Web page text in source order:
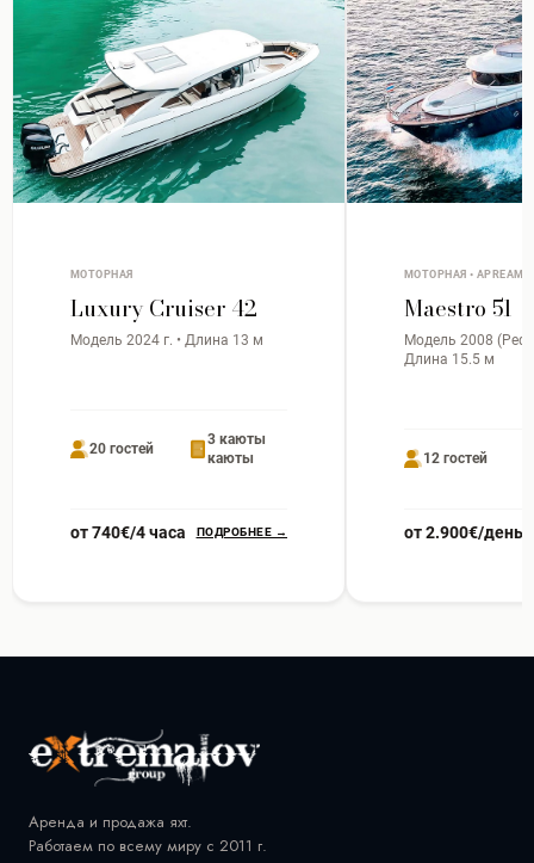
МОТОРНАЯ
Luxury Cruiser 42
Модель 2024 г. • Длина 13 м
20 гостей
3 каюты
каюты
от 740€/4 часа ПОДРОБНЕЕ →
МОТОРНАЯ •
Maestro 51
Модель 2008
Длина 15.5 м
12 гостей
от 2.900€/день
Аренда и продажа яхт.
Работаем по всему миру с 2011 г.